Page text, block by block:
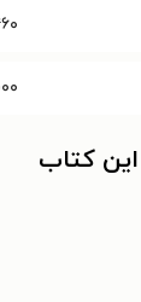
این کتاب